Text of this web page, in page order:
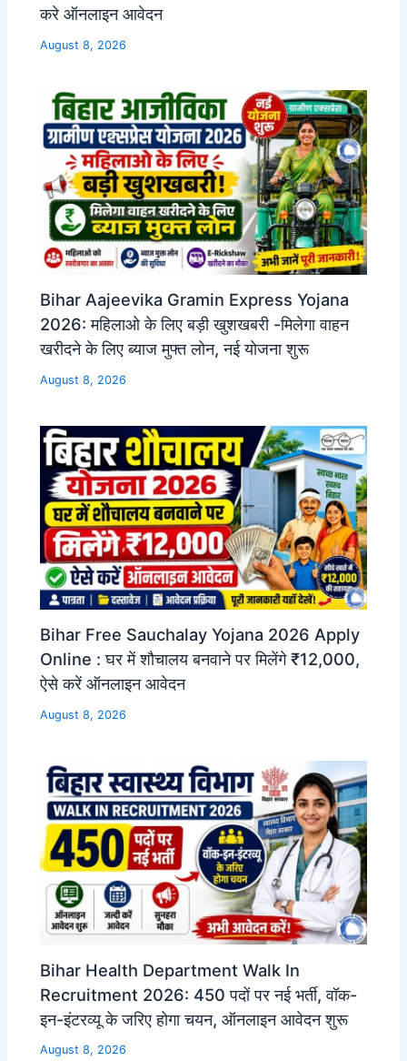
करे ऑनलाइन आवेदन
August 8, 2026
Bihar Aajeevika Gramin Express Yojana
2026: महिलाओ के लिए बड़ी खुशखबरी -मिलेगा वाहन
खरीदने के लिए ब्याज मुफ्त लोन, नई योजना शुरू
August 8, 2026
Bihar Free Sauchalay Yojana 2026 Apply
Online : घर में शौचालय बनवाने पर मिलेंगे ₹12,000,
ऐसे करें ऑनलाइन आवेदन
August 8, 2026
Bihar Health Department Walk In
Recruitment 2026: 450 पदों पर नई भर्ती, वॉक-
इन-इंटरव्यू के जरिए होगा चयन, ऑनलाइन आवेदन शुरू
August 8, 2026